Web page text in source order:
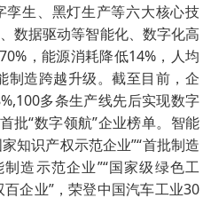
生、黑灯生产等六大核心技
数据驱动等智能化、数字化高
，能源消耗降低14%，人均
制造跨越升级。截至目前，企
多条生产线先后实现数字
批“数字领航”企业榜单。智能
知识产权示范企业”“首批制造
造示范企业”“国家级绿色工
百企业”，荣登中国汽车工业30